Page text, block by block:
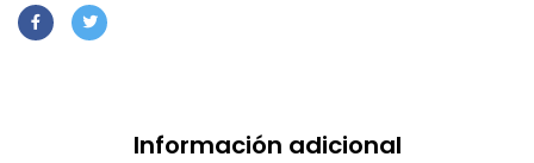
Información adicional